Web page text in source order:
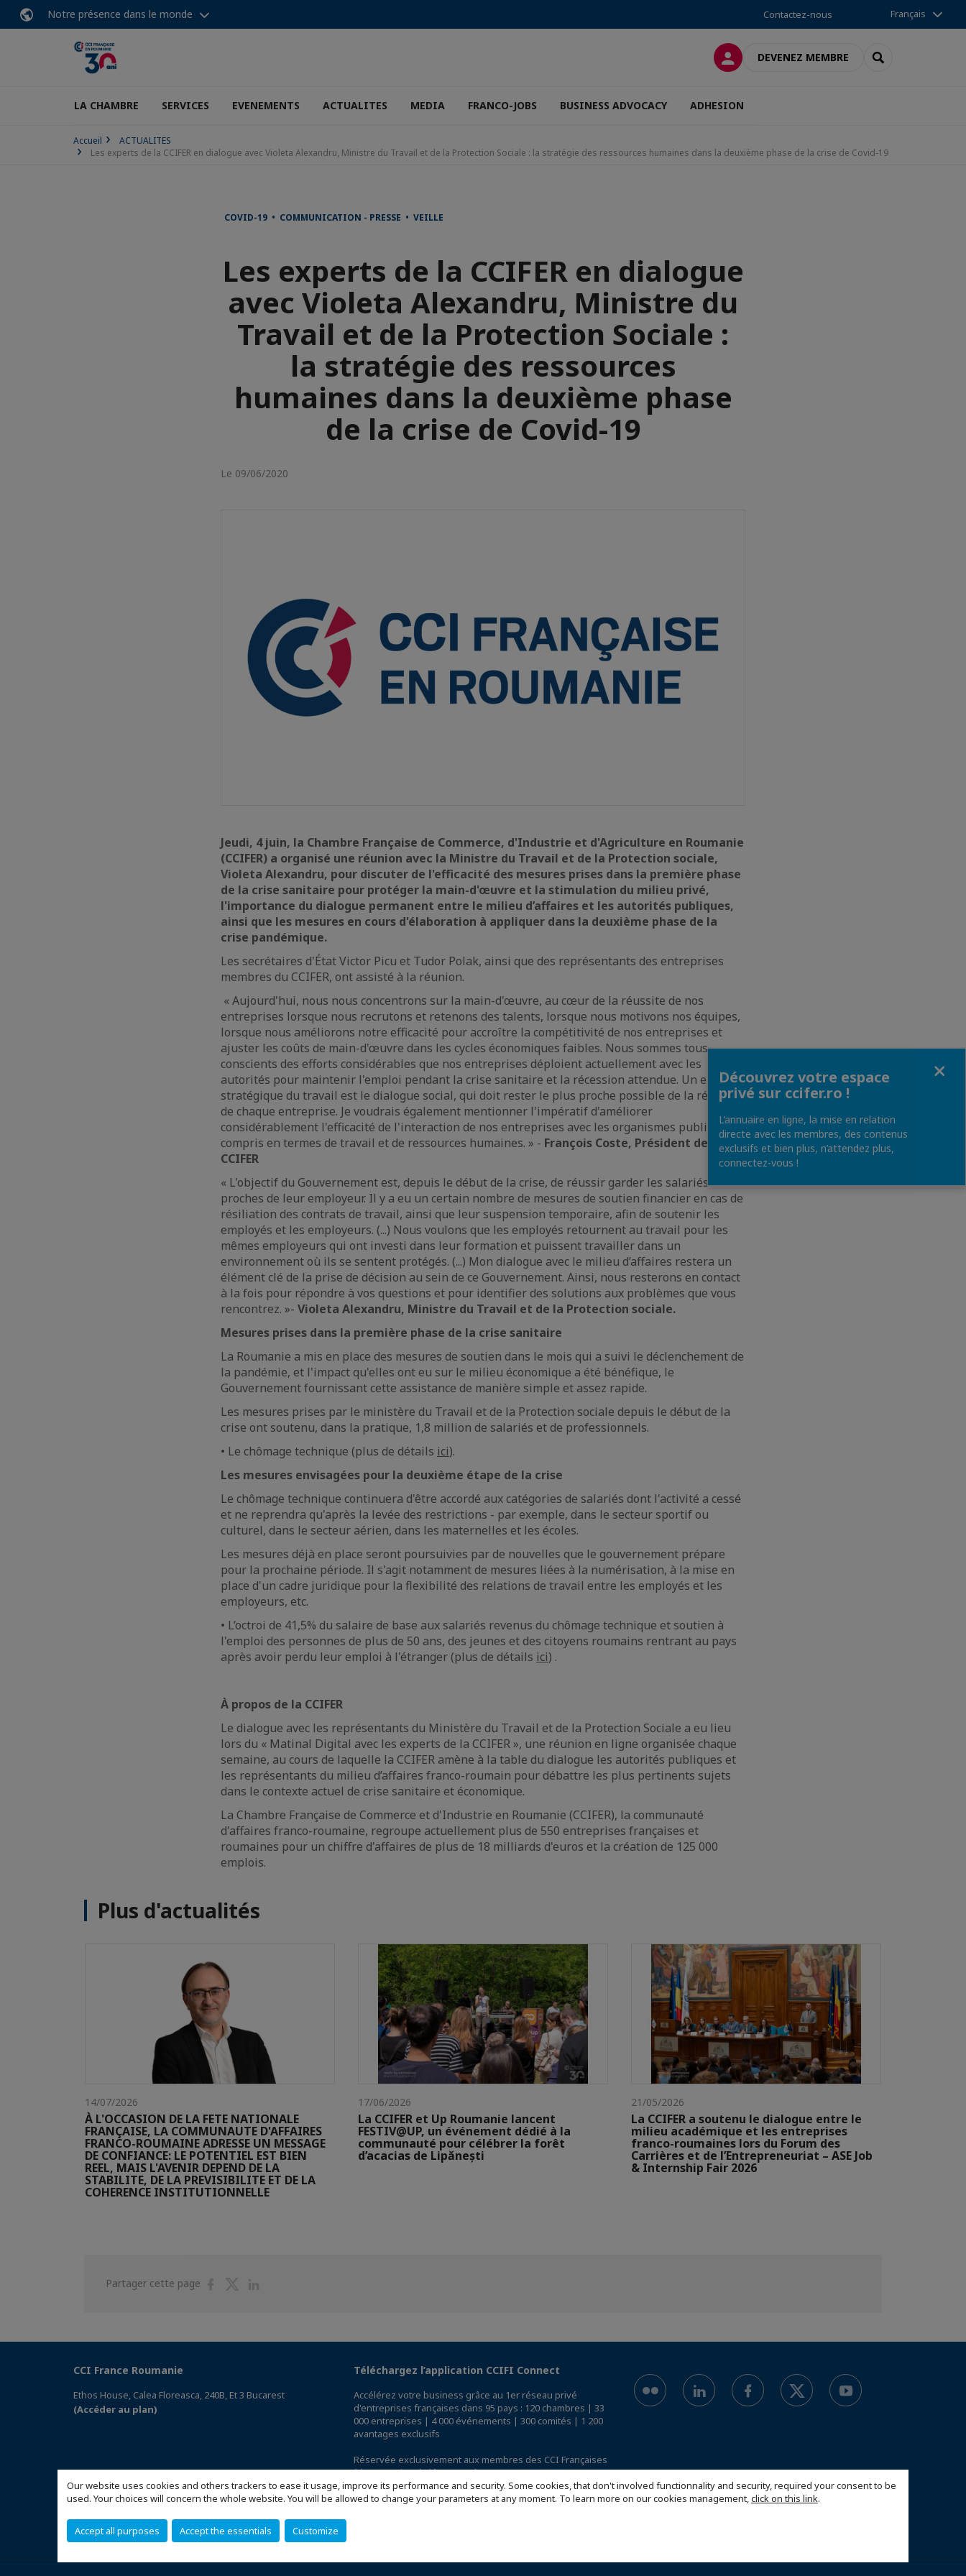
Our website uses cookies and others trackers to ease it usage, improve its performance and security. Some cookies, that don't involved functionnality and security, required your consent to be
used. Your choices will concern the whole website. You will be allowed to change your parameters at any moment. To learn more on our cookies management,click on this link.
Accept all purposes Accept the essentials Customize
Notre présence dans le monde Contactez-nous Français
CONNEXIONDEVENEZ MEMBRE RECHERCHER
LA CHAMBRE SERVICES EVENEMENTS ACTUALITES MEDIA FRANCO-JOBS BUSINESS ADVOCACY ADHESION
Accueil
ACTUALITES
Les experts de la CCIFER en dialogue avec Violeta Alexandru, Ministre du Travail et de la Protection Sociale : la stratégie des ressources humaines dans la deuxième phase de la crise de Covid-19
COVID-19 • COMMUNICATION - PRESSE • VEILLE
Les experts de la CCIFER en dialogue
avec Violeta Alexandru, Ministre du
Travail et de la Protection Sociale :
la stratégie des ressources
humaines dans la deuxième phase
de la crise de Covid-19
Le 09/06/2020
Jeudi, 4 juin, la Chambre Française de Commerce, d'Industrie et d'Agriculture en Roumanie
(CCIFER) a organisé une réunion avec la Ministre du Travail et de la Protection sociale,
Violeta Alexandru, pour discuter de l'efficacité des mesures prises dans la première phase
de la crise sanitaire pour protéger la main-d'œuvre et la stimulation du milieu privé,
l'importance du dialogue permanent entre le milieu d’affaires et les autorités publiques,
ainsi que les mesures en cours d'élaboration à appliquer dans la deuxième phase de la
crise pandémique.
Les secrétaires d'État Victor Picu et Tudor Polak, ainsi que des représentants des entreprises
membres du CCIFER, ont assisté à la réunion.
« Aujourd'hui, nous nous concentrons sur la main-d'œuvre, au cœur de la réussite de nos
entreprises lorsque nous recrutons et retenons des talents, lorsque nous motivons nos équipes,
lorsque nous améliorons notre efficacité pour accroître la compétitivité de nos entreprises et
ajuster les coûts de main-d'œuvre dans les cycles économiques faibles. Nous sommes tous
conscients des efforts considérables que nos entreprises déploient actuellement avec les
autorités pour maintenir l'emploi pendant la crise sanitaire et la récession attendue. Un enjeu
stratégique du travail est le dialogue social, qui doit rester le plus proche possible de la réalité
de chaque entreprise. Je voudrais également mentionner l'impératif d'améliorer
considérablement l'efficacité de l'interaction de nos entreprises avec les organismes publics, y
compris en termes de travail et de ressources humaines. » - François Coste, Président de la
CCIFER
« L'objectif du Gouvernement est, depuis le début de la crise, de réussir garder les salariés
proches de leur employeur. Il y a eu un certain nombre de mesures de soutien financier en cas de
résiliation des contrats de travail, ainsi que leur suspension temporaire, afin de soutenir les
employés et les employeurs. (...) Nous voulons que les employés retournent au travail pour les
mêmes employeurs qui ont investi dans leur formation et puissent travailler dans un
environnement où ils se sentent protégés. (...) Mon dialogue avec le milieu d’affaires restera un
élément clé de la prise de décision au sein de ce Gouvernement. Ainsi, nous resterons en contact
à la fois pour répondre à vos questions et pour identifier des solutions aux problèmes que vous
rencontrez. »- Violeta Alexandru, Ministre du Travail et de la Protection sociale.
Mesures prises dans la première phase de la crise sanitaire
La Roumanie a mis en place des mesures de soutien dans le mois qui a suivi le déclenchement de
la pandémie, et l'impact qu'elles ont eu sur le milieu économique a été bénéfique, le
Gouvernement fournissant cette assistance de manière simple et assez rapide.
Les mesures prises par le ministère du Travail et de la Protection sociale depuis le début de la
crise ont soutenu, dans la pratique, 1,8 million de salariés et de professionnels.
• Le chômage technique (plus de détails ici).
Les mesures envisagées pour la deuxième étape de la crise
Le chômage technique continuera d'être accordé aux catégories de salariés dont l'activité a cessé
et ne reprendra qu'après la levée des restrictions - par exemple, dans le secteur sportif ou
culturel, dans le secteur aérien, dans les maternelles et les écoles.
Les mesures déjà en place seront poursuivies par de nouvelles que le gouvernement prépare
pour la prochaine période. Il s'agit notamment de mesures liées à la numérisation, à la mise en
place d'un cadre juridique pour la flexibilité des relations de travail entre les employés et les
employeurs, etc.
• L’octroi de 41,5% du salaire de base aux salariés revenus du chômage technique et soutien à
l'emploi des personnes de plus de 50 ans, des jeunes et des citoyens roumains rentrant au pays
après avoir perdu leur emploi à l'étranger (plus de détails ici) .
À propos de la CCIFER
Le dialogue avec les représentants du Ministère du Travail et de la Protection Sociale a eu lieu
lors du « Matinal Digital avec les experts de la CCIFER », une réunion en ligne organisée chaque
semaine, au cours de laquelle la CCIFER amène à la table du dialogue les autorités publiques et
les représentants du milieu d’affaires franco-roumain pour débattre les plus pertinents sujets
dans le contexte actuel de crise sanitaire et économique.
La Chambre Française de Commerce et d'Industrie en Roumanie (CCIFER), la communauté
d'affaires franco-roumaine, regroupe actuellement plus de 550 entreprises françaises et
roumaines pour un chiffre d'affaires de plus de 18 milliards d'euros et la création de 125 000
emplois.
Plus d'actualités
14/07/2026
À L'OCCASION DE LA FETE NATIONALE
FRANÇAISE, LA COMMUNAUTE D'AFFAIRES
FRANCO-ROUMAINE ADRESSE UN MESSAGE
DE CONFIANCE: LE POTENTIEL EST BIEN
REEL, MAIS L'AVENIR DEPEND DE LA
STABILITE, DE LA PREVISIBILITE ET DE LA
COHERENCE INSTITUTIONNELLE
17/06/2026
La CCIFER et Up Roumanie lancent
FESTIV@UP, un événement dédié à la
communauté pour célébrer la forêt
d’acacias de Lipănești
21/05/2026
La CCIFER a soutenu le dialogue entre le
milieu académique et les entreprises
franco-roumaines lors du Forum des
Carrières et de l’Entrepreneuriat – ASE Job
& Internship Fair 2026
Partager cette page
PartagerPartager
CCI France Roumanie
Ethos House, Calea Floreasca, 240B, Et 3 Bucarest
(Accéder au plan)
Téléchargez l’application CCIFI Connect
Accélérez votre business grâce au 1er réseau privé
d'entreprises françaises dans 95 pays : 120 chambres | 33
000 entreprises | 4 000 événements | 300 comités | 1 200
avantages exclusifs
Réservée exclusivement aux membres des CCI Françaises
à l'International,découvrez l'app CCIFI Connect.
Découvrez votre espace
privé sur ccifer.ro !
L’annuaire en ligne, la mise en relation
directe avec les membres, des contenus
exclusifs et bien plus, n’attendez plus,
connectez-vous !